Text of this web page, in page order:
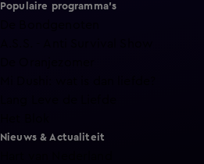
Populaire programma's
Nieuws & Actualiteit